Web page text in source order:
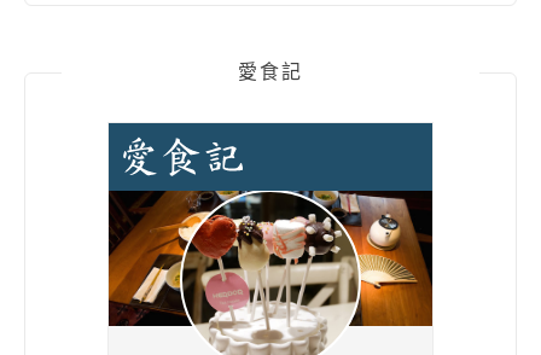
愛食記